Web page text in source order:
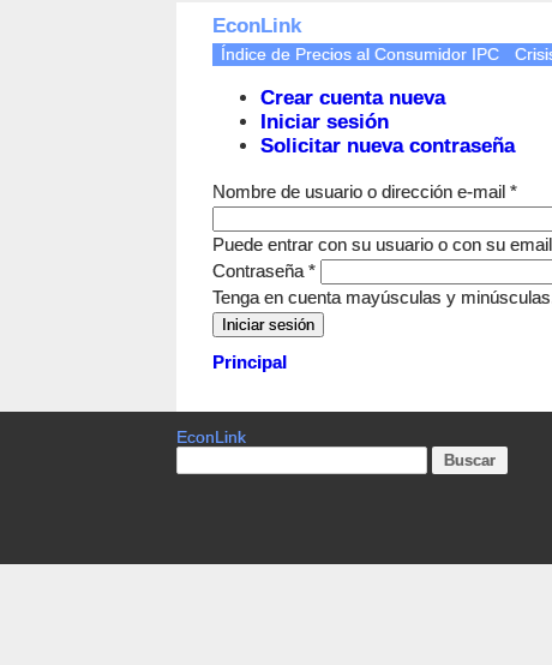
EconLink
Crear cuenta nueva
Iniciar sesión
Solicitar nueva contraseña
Índice de Precios al Consumidor IPC
Nombre de usuario o dirección e-mail *
Puede entrar con su usuario o con su
Contraseña *
Tenga en cuenta mayúsculas y
Principal
EconLink